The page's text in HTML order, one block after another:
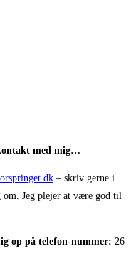
med mig…
– skriv gerne i
om. Jeg plejer at være god til
op på telefon-nummer: 26